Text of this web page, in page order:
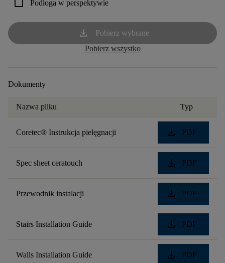
check_box_outline_blank Podłoga w perspektywie
download
Pobierz wybrane
Pobierz wszystko
Dokumenty
Nazwa pliku Typ
Coretec® Instrukcja pielęgnacji download PDF
Spec sheet ceratouch download PDF
Przewodnik instalacji download PDF
Stairs Installation Guide download PDF
Walls Installation Guide download PDF